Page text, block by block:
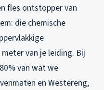
fles ontstopper van
die chemische
van je leiding. Bij
van wat we
en Westereng,